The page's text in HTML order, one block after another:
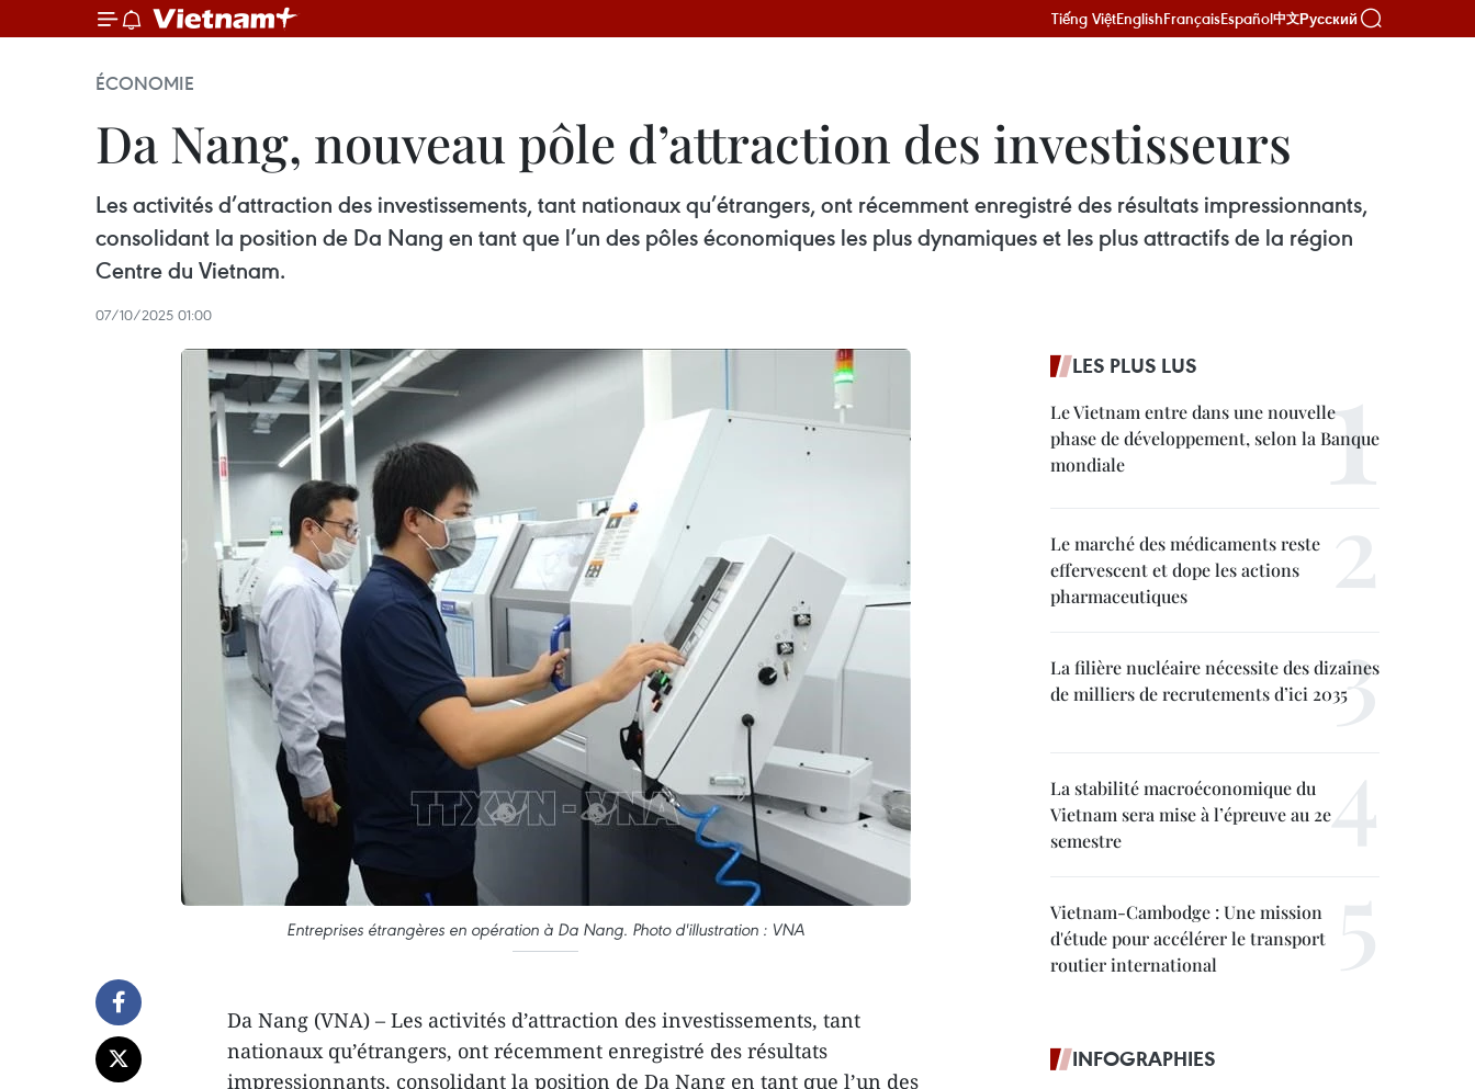
Tiếng ViệtEnglishFrançaisEspañol中文Русский
ÉCONOMIE
Da Nang, nouveau pôle d’attraction des investisseurs
Les activités d’attraction des investissements, tant nationaux qu’étrangers, ont récemment enregistré des résultats impressionnants,
consolidant la position de Da Nang en tant que l’un des pôles économiques les plus dynamiques et les plus attractifs de la région
Centre du Vietnam.
07/10/2025 01:00
Entreprises étrangères en opération à Da Nang. Photo d'illustration : VNA
Da Nang (VNA) – Les activités d’attraction des investissements, tant
nationaux qu’étrangers, ont récemment enregistré des résultats
impressionnants, consolidant la position de Da Nang en tant que l’un des
LES PLUS LUS
Le Vietnam entre dans une nouvelle
phase de développement, selon la Banque
mondiale
Le marché des médicaments reste
effervescent et dope les actions
pharmaceutiques
La filière nucléaire nécessite des dizaines
de milliers de recrutements d’ici 2035
La stabilité macroéconomique du
Vietnam sera mise à l’épreuve au 2e
semestre
Vietnam-Cambodge : Une mission
d'étude pour accélérer le transport
routier international
INFOGRAPHIES